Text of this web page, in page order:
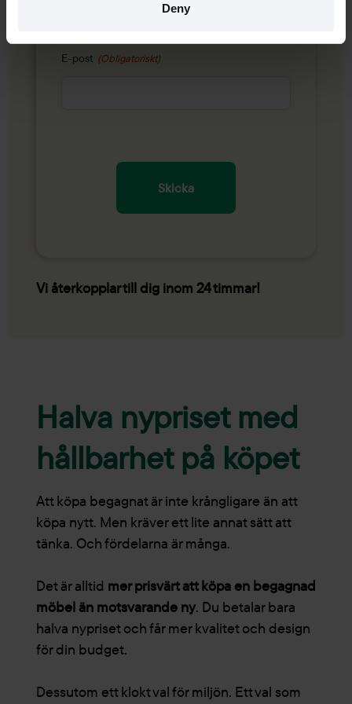
Deny
E-post (Obligatoriskt)
Skicka
Vi återkopplar till dig inom 24 timmar!
Halva nypriset med
hållbarhet på köpet
Att köpa begagnat är inte krångligare än att
köpa nytt. Men kräver ett lite annat sätt att
tänka. Och fördelarna är många.
Det är alltid mer prisvärt att köpa en begagnad
möbel än motsvarande ny. Du betalar bara
halva nypriset och får mer kvalitet och design
för din budget.
Dessutom ett klokt val för miljön. Ett val som